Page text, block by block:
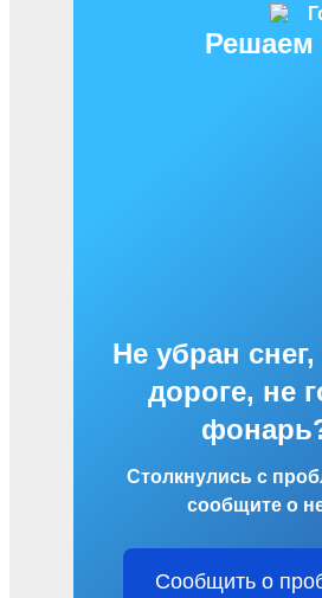
Решаем
Не убран
дороге, не
Столкнулись с
сообщите о
Сообщить о